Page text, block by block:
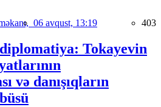
06 avqust, 13:19 403
Tokayevin
və danışıqların